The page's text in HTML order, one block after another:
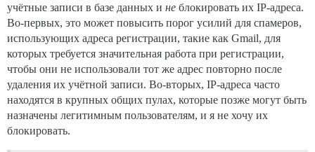
учётные записи в базе данных и не блокировать их IP-адреса.
Во-первых, это может повысить порог усилий для спамеров,
использующих адреса регистрации, такие как Gmail, для
которых требуется значительная работа при регистрации,
чтобы они не использовали тот же адрес повторно после
удаления их учётной записи. Во-вторых, IP-адреса часто
находятся в крупных общих пулах, которые позже могут быть
назначены легитимным пользователям, и я не хочу их
блокировать.